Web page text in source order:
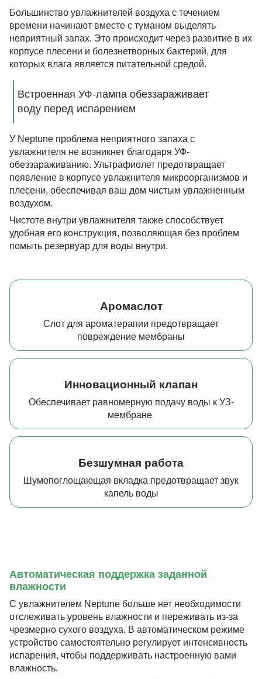
Большинство увлажнителей воздуха с течением
времени начинают вместе с туманом выделять
неприятный запах. Это происходит через развитие в их
корпусе плесени и болезнетворных бактерий, для
которых влага является питательной средой.
Встроенная УФ-лампа обеззараживает
воду перед испарением
У Neptune проблема неприятного запаха с
увлажнителя не возникнет благодаря УФ-
обеззараживанию. Ультрафиолет предотвращает
появление в корпусе увлажнителя микроорганизмов и
плесени, обеспечивая ваш дом чистым увлажненным
воздухом.
Чистоте внутри увлажнителя также способствует
удобная его конструкция, позволяющая без проблем
помыть резервуар для воды внутри.
Аромаслот
Слот для ароматерапии предотвращает
повреждение мембраны
Инновационный клапан
Обеспечивает равномерную подачу воды к УЗ-
мембране
Безшумная работа
Шумопоглощающая вкладка предотвращает звук
капель воды
Автоматическая поддержка заданной
влажности
С увлажнителем Neptune больше нет необходимости
отслеживать уровень влажности и переживать из-за
чрезмерно сухого воздуха. В автоматическом режиме
устройство самостоятельно регулирует интенсивность
испарения, чтобы поддерживать настроенную вами
влажность.